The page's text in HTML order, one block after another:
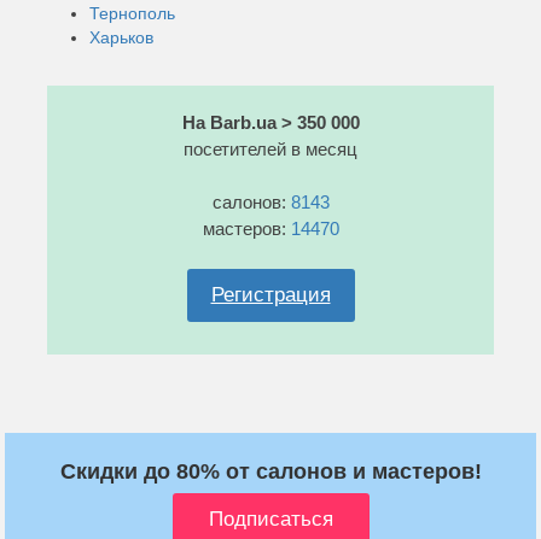
Тернополь
Харьков
На Barb.ua > 350 000
посетителей в месяц
салонов: 8143
мастеров: 14470
Регистрация
Скидки до 80% от салонов и мастеров!